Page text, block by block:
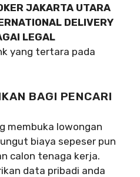
JAKARTA UTARA
DELIVERY
LEGAL
yang tertara pada
BAGI PENCARI
membuka lowongan
biaya sepeser pun
calon tenaga kerja.
data pribadi anda